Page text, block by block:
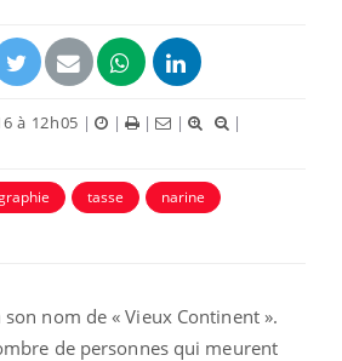
à 12h05 | | | |
|
tasse
narine
son nom de « Vieux Continent ».
de personnes qui meurent